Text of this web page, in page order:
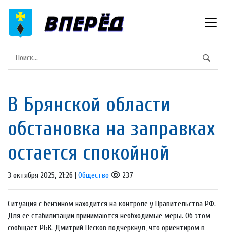
В Брянской области
обстановка на заправках
остается спокойной
3 октября 2025, 21:26 | Общество 237
Ситуация с бензином находится на контроле у Правительства РФ.
Для ее стабилизации принимаются необходимые меры. Об этом
сообщает РБК. Дмитрий Песков подчеркнул, что ориентиром в